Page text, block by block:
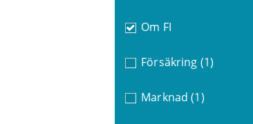
Om FI
Försäkring (1)
Marknad (1)